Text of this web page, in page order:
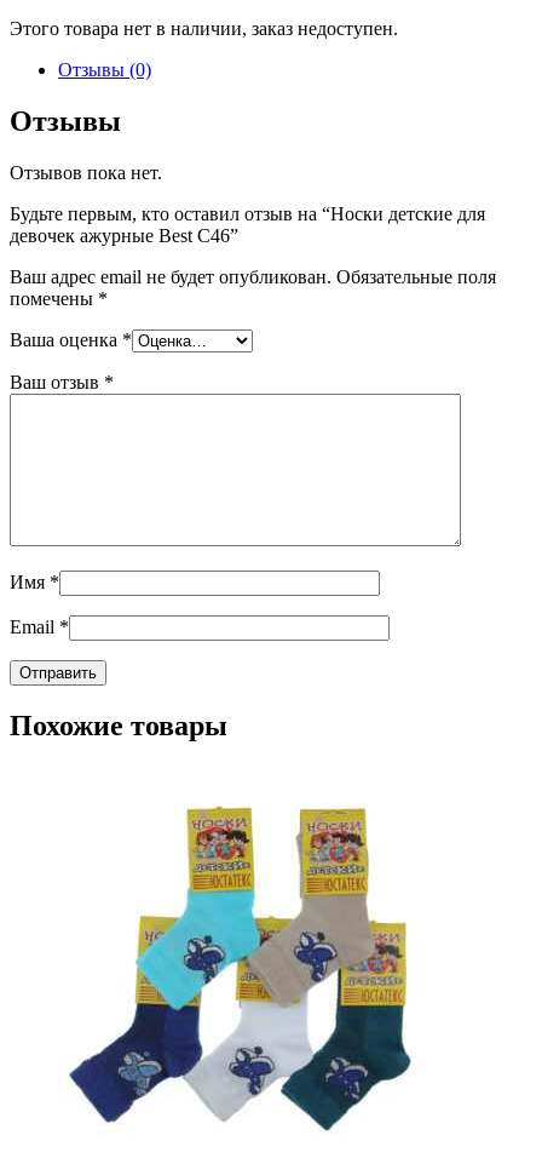
Этого товара нет в наличии, заказ недоступен.
Отзывы (0)
Отзывы
Отзывов пока нет.
Будьте первым, кто оставил отзыв на “Носки детские для
девочек ажурные Best С46”
Ваш адрес email не будет опубликован. Обязательные поля
помечены *
Ваша оценка *
Ваш отзыв *
Имя *
Email *
Похожие товары